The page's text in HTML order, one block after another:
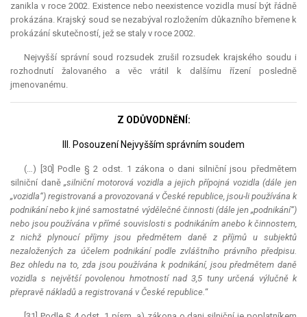
zanikla v roce 2002. Existence nebo neexistence vozidla musí být řádně
prokázána. Krajský soud se nezabýval rozložením důkazního břemene k
prokázání skutečností, jež se staly v roce 2002.
Nejvyšší správní soud rozsudek zrušil rozsudek krajského soudu i
rozhodnutí žalovaného a věc vrátil k dalšímu řízení posledně
jmenovanému.
Z ODŮVODNĚNÍ:
III. Posouzení Nejvyšším správním soudem
(…) [30] Podle § 2 odst. 1 zákona o dani silniční jsou předmětem
silniční daně„silniční motorová vozidla a jejich přípojná vozidla (dále jen
„vozidla“) registrovaná a provozovaná v České republice, jsou-li používána k
podnikání nebo k jiné samostatné výdělečné činnosti (dále jen „podnikání“)
nebo jsou používána v přímé souvislosti s podnikáním anebo k činnostem,
z nichž plynoucí příjmy jsou předmětem daně z příjmů u subjektů
nezaložených za účelem podnikání podle zvláštního právního předpisu.
Bez ohledu na to, zda jsou používána k podnikání, jsou předmětem daně
vozidla s největší povolenou hmotností nad 3,5 tuny určená výlučně k
přepravě nákladů a registrovaná v České republice.“